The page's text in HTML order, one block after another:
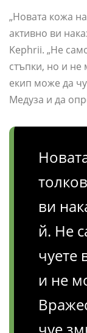
„Новата кожа
активно ви
Kephrii. „Не
стъпки, но и не
екип може да
Медуза и да
ви
й. Не
чуете
и не
чуе